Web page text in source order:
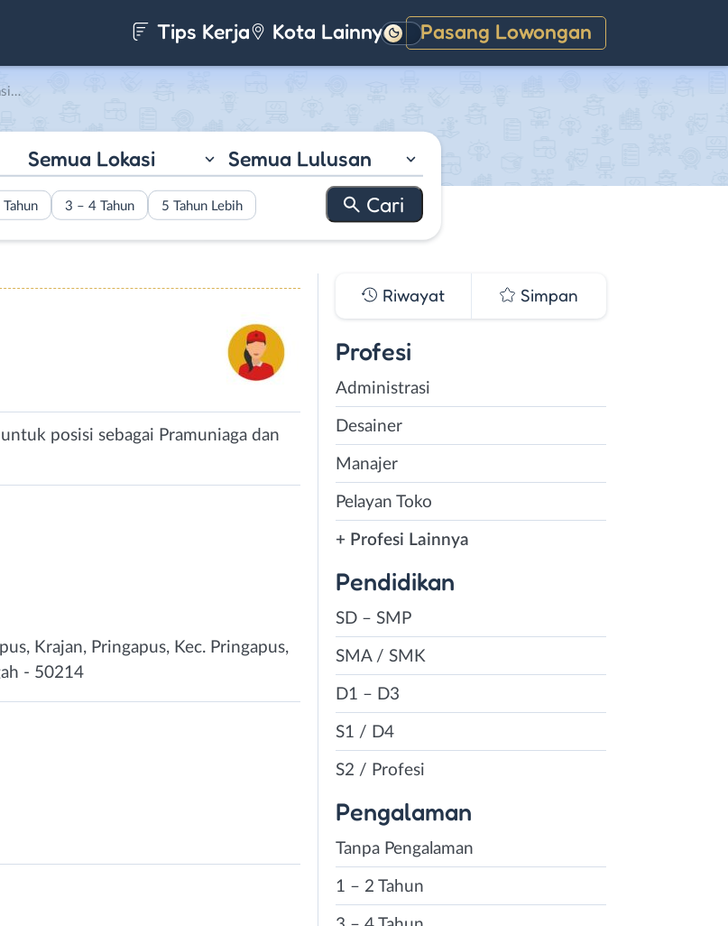
Tips Kerja Kota Lainnya Pasang Lowongan
Gelap
Semua Lokasi Semua Lulusan
3 – 4 Tahun 5 Tahun Lebih
posisi sebagai Pramuniaga dan
Krajan, Pringapus, Kec. Pringapus,
- 50214
Riwayat Simpan
Profesi
Administrasi
Desainer
Manajer
Pelayan Toko
+ Profesi Lainnya
Pendidikan
SD – SMP
SMA / SMK
D1 – D3
S1 / D4
S2 / Profesi
Pengalaman
Tanpa Pengalaman
1 – 2 Tahun